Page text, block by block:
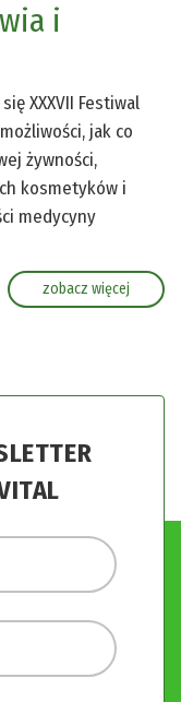
i
XXXVII Festiwal
jak co
żywności,
kosmetyków i
medycyny
zobacz więcej